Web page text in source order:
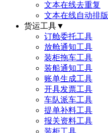
文本在线去重复
文本在线自动排版
货运工具▼
订舱委托工具
放舱通知工具
装柜拖车工具
装船通知工具
账单生成工具
开具发票工具
车队派车工具
提单补料工具
报关资料工具
装柜工具